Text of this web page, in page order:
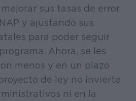
sus tasas de error
y ajustando sus
para poder seguir
Ahora, se les
menos y en un plazo
de ley no invierte
ni en la